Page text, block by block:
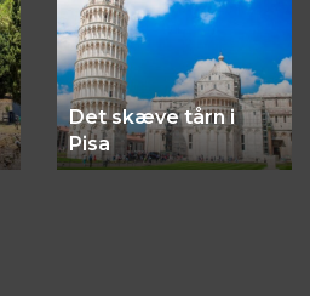
tårn
i
Pisa
Det skæve tårn i
Pisa